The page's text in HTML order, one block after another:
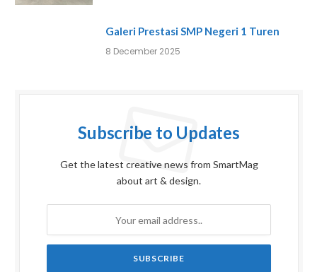
Galeri Prestasi SMP Negeri 1 Turen
8 December 2025
Subscribe to Updates
Get the latest creative news from SmartMag
about art & design.